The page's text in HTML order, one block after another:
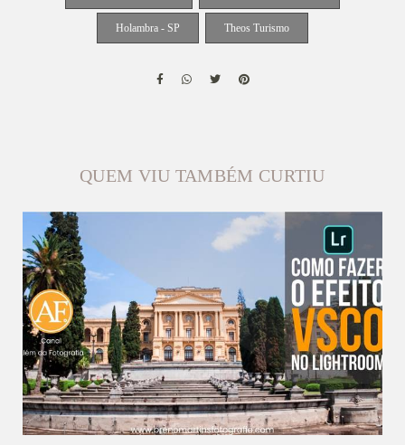
Holambra - SP Theos Turismo
QUEM VIU TAMBÉM CURTIU